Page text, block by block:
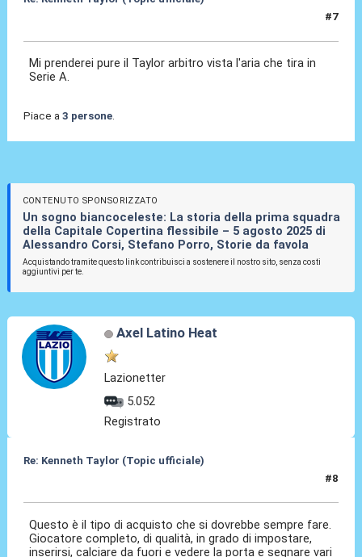
#7
Mi prenderei pure il Taylor arbitro vista l'aria che tira in
Serie A.
Piace a 3 persone.
CONTENUTO SPONSORIZZATO
Un sogno biancoceleste: La storia della prima squadra
della Capitale Copertina flessibile – 5 agosto 2025 di
Alessandro Corsi, Stefano Porro, Storie da favola
Acquistando tramite questo link contribuisci a sostenere il nostro sito, senza costi
aggiuntivi per te.
Axel Latino Heat
Lazionetter
5.052
Registrato
Re: Kenneth Taylor (Topic ufficiale)
#8
Questo è il tipo di acquisto che si dovrebbe sempre fare.
Giocatore completo, di qualità, in grado di impostare,
inserirsi, calciare da fuori e vedere la porta e segnare vari